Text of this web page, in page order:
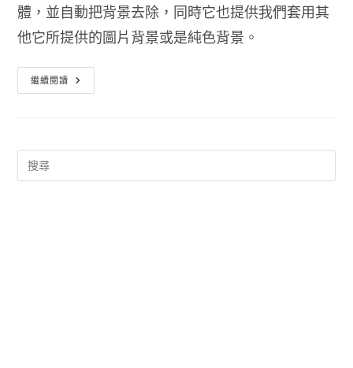
體，並自動把背景去除，同時它也提供我們套用其
他它所提供的圖片背景或是純色背景。
繼續閱讀 線
上
景
Stickermule